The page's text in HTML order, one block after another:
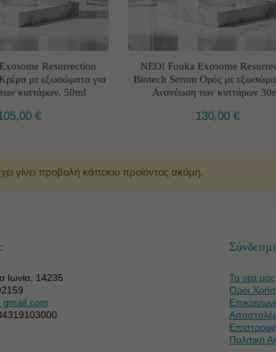
Resurrection
με εξωσώματα για
κυττάρων. 50ml
€
ΝΕΟ! Fouka Exosome
Biotech Serum Ορός με
Ανανέωση των κυττάρων
130,00 €
γίνει προβολή κάποιου προϊόντος ακόμη.
Ιωνία, 14235
gmail.com
Τα νέα μας
Όροι
Πολιτική